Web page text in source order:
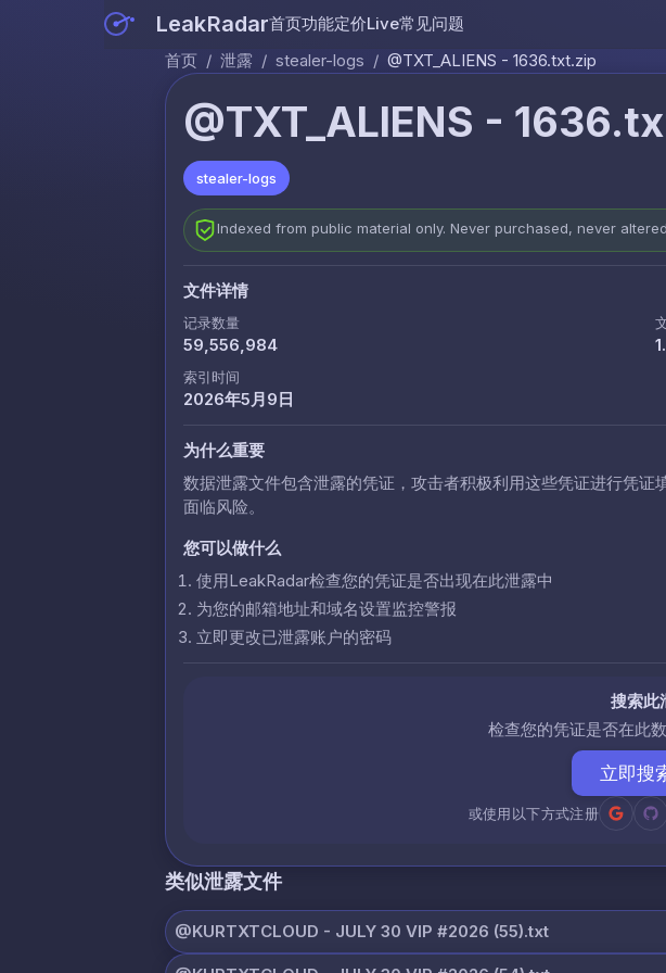
LeakRadar首页功能定价Live常见问题
首页 / 泄露 / stealer-logs / @TXT_ALIENS - 1636.txt.zip
@TXT_ALIENS -
stealer-logs
Indexed from public material only. Never purchased, never
文件详情
记录数量
59,556,984
索引时间
2026年5月9日
为什么重要
数据泄露文件包含泄露的凭证，攻击者积极利用这些凭证进行凭
面临风险。
您可以做什么
使用LeakRadar检查您的凭证是否出现在此泄露中
为您的邮箱地址和域名设置监控警报
立即更改已泄露账户的密码
搜索此
检查您的凭证是否在此
立即搜
或使用以下方式注册
类似泄露文件
@KURTXTCLOUD - JULY 30 VIP #2026 (55).txt